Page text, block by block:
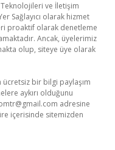
Teknolojileri ve İletişim
Sağlayıcı olarak hizmet
proaktif olarak denetleme
Ancak, üyelerimiz
olup, siteye üye olarak
ücretsiz bir bilgi paylaşım
aykırı olduğunu
adresine
içerisinde sitemizden